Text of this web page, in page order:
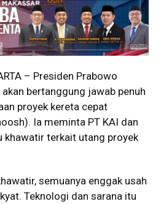
– Presiden Prabowo
bertanggung jawab penuh
proyek kereta cepat
Ia meminta PT KAI dan
khawatir terkait utang proyek
semuanya enggak usah
Teknologi dan sarana itu